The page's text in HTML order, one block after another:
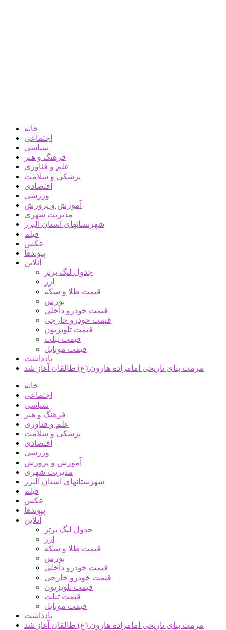
خانه
اجتماعی
سیاسی
فرهنگ و هنر
علم و فناوری
پزشکی و سلامت
اقتصادی
ورزشی
آموزش و پرورش
مدیریت شهری
شهرستانهای استان البرز
فیلم
عکس
پیوندها
آنلاین
جدول لیگ برتر
ارز
قیمت طلا و سکه
بورس
قیمت خودرو داخلی
قیمت خودرو خارجی
قیمت تلویزیون
قیمت تبلت
قیمت موبایل
یادداشت
مرمت بنای تاریخی امامزاده هارون (ع) طالقان آغاز شد
خانه
اجتماعی
سیاسی
فرهنگ و هنر
علم و فناوری
پزشکی و سلامت
اقتصادی
ورزشی
آموزش و پرورش
مدیریت شهری
شهرستانهای استان البرز
فیلم
عکس
پیوندها
آنلاین
جدول لیگ برتر
ارز
قیمت طلا و سکه
بورس
قیمت خودرو داخلی
قیمت خودرو خارجی
قیمت تلویزیون
قیمت تبلت
قیمت موبایل
یادداشت
مرمت بنای تاریخی امامزاده هارون (ع) طالقان آغاز شد